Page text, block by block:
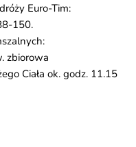
Euro-Tim:
150.
zbiorowa
Ciała ok. godz. 11.15